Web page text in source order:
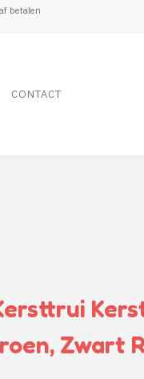
betalen
CONTACT
Zwart